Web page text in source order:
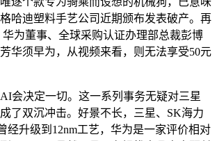
哈迪塑料手艺公司近期颁布发表破产。再
为董事、全球采购认证办理部总裁彭博
华须早为，从视频来看，则无法享受50元
决定一切。这一系列事务无疑对三星
了双沉冲击。好景不长，三星、SK海力
经升级到12nm工艺，华为是一家评价相对